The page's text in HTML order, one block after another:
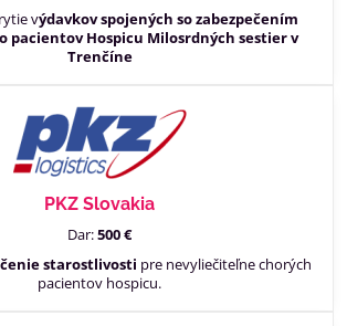
výdavkov spojených so zabezpečením
pacientov Hospicu Milosrdných sestier v
Trenčíne
PKZ Slovakia
Dar:500 €
starostlivosti pre nevyliečiteľne chorých
pacientov hospicu.